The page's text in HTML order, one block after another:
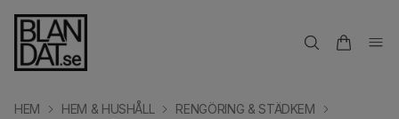
HEM HEM & HUSHÅLL
RENGÖRING & STÄDKEM